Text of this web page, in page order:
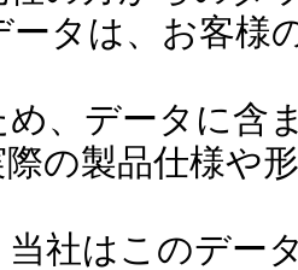
ータは、お客様
、データに含
の製品仕様や
社はこのデー